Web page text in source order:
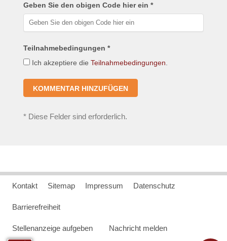
Geben Sie den obigen Code hier ein *
Teilnahmebedingungen *
Ich akzeptiere die Teilnahmebedingungen
*Diese Felder sind erforderlich.
Kontakt Sitemap Impressum Datenschutz
Barrierefreiheit
Stellenanzeige aufgeben Nachricht melden